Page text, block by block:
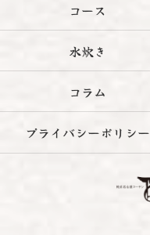
コース
水炊き
コラム
プライバシーポリシー